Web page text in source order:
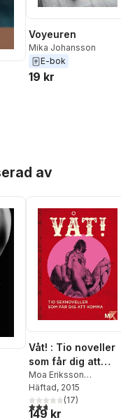
Voyeuren
Mika Johansson
E-bok
19 kr
av
Våt! : Tio noveller
som får dig att
komma
Moa Eriksson
Sandberg,Johanna
Narberg,Daniel Möller
Eme Johansson
Häftad, 2015
2,7utav 5 stjärnor.
(17)
149 kr